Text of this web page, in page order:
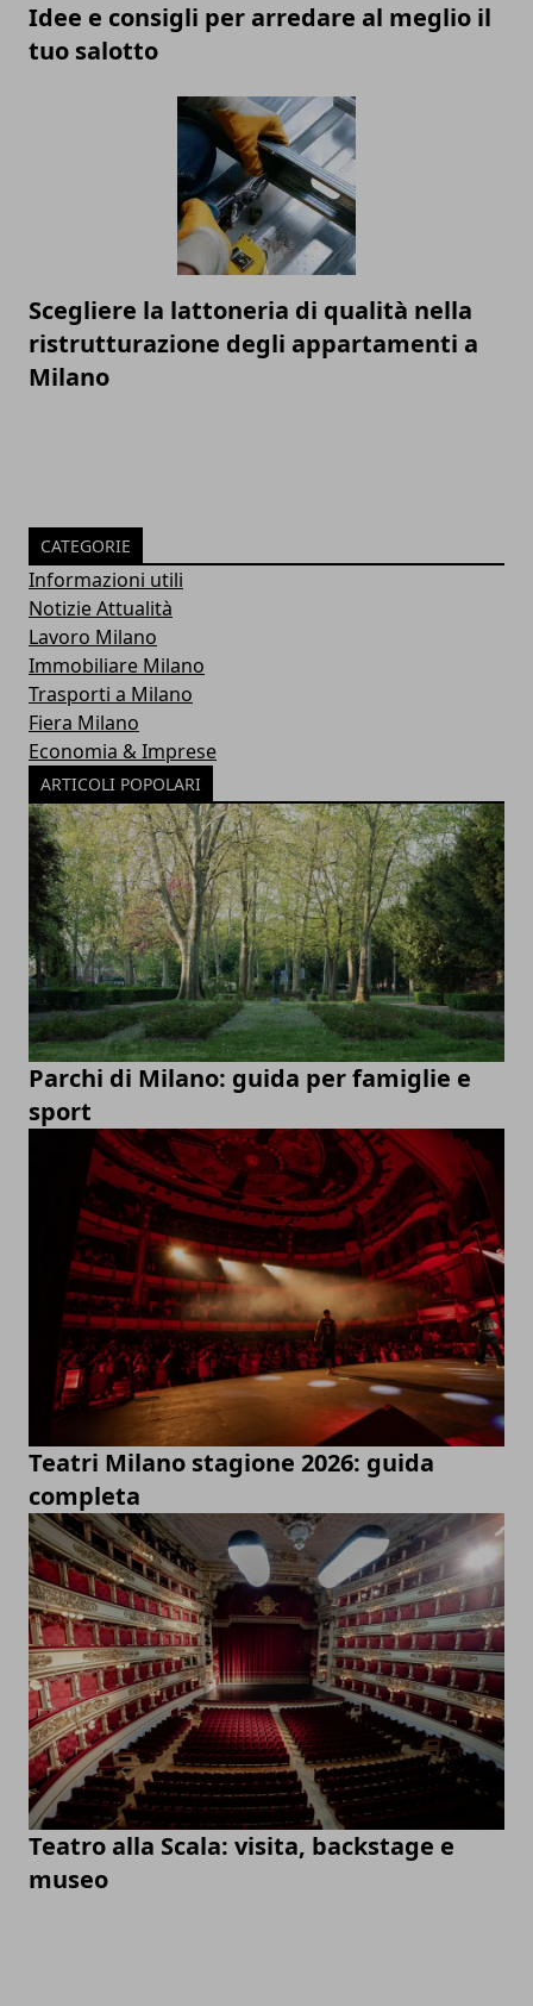
Idee e consigli per arredare al meglio il
tuo salotto
Scegliere la lattoneria di qualità nella
ristrutturazione degli appartamenti a
Milano
CATEGORIE
Informazioni utili
Notizie Attualità
Lavoro Milano
Immobiliare Milano
Trasporti a Milano
Fiera Milano
Economia & Imprese
ARTICOLI POPOLARI
Parchi di Milano: guida per famiglie e
sport
Teatri Milano stagione 2026: guida
completa
Teatro alla Scala: visita, backstage e
museo